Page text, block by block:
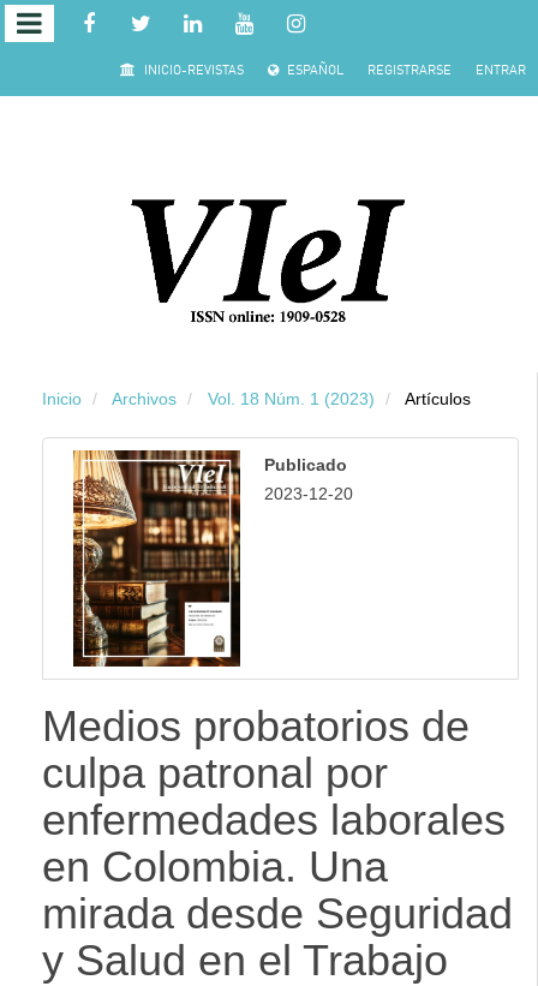
Salto rápido al contenido de la página
Navegación principal
INICIO-REVISTAS ESPAÑOL REGISTRARSE ENTRAR
Inicio Archivos Vol. 18 Núm. 1 (2023) Artículos
Publicado
2023-12-20
Medios probatorios de
culpa patronal por
enfermedades laborales
en Colombia. Una
mirada desde Seguridad
y Salud en el Trabajo